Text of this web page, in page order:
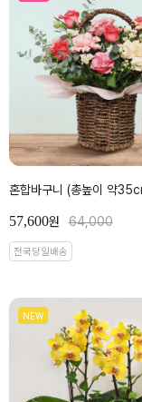
혼합바구니 (총높이 약
57,600원 64,000
전국당일배송
NEW